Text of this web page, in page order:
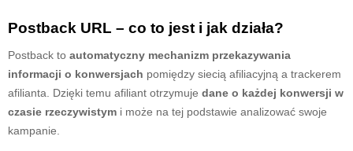
Postback URL – co to jest i jak działa?
Postback to automatyczny mechanizm przekazywania
informacji o konwersjach pomiędzy siecią afiliacyjną a trackerem
afilianta. Dzięki temu afiliant otrzymuje dane o każdej konwersji w
czasie rzeczywistym i może na tej podstawie analizować swoje
kampanie.